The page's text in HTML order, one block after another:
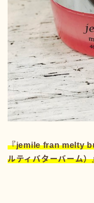
『jemile fran melty
ルティバターバーム）